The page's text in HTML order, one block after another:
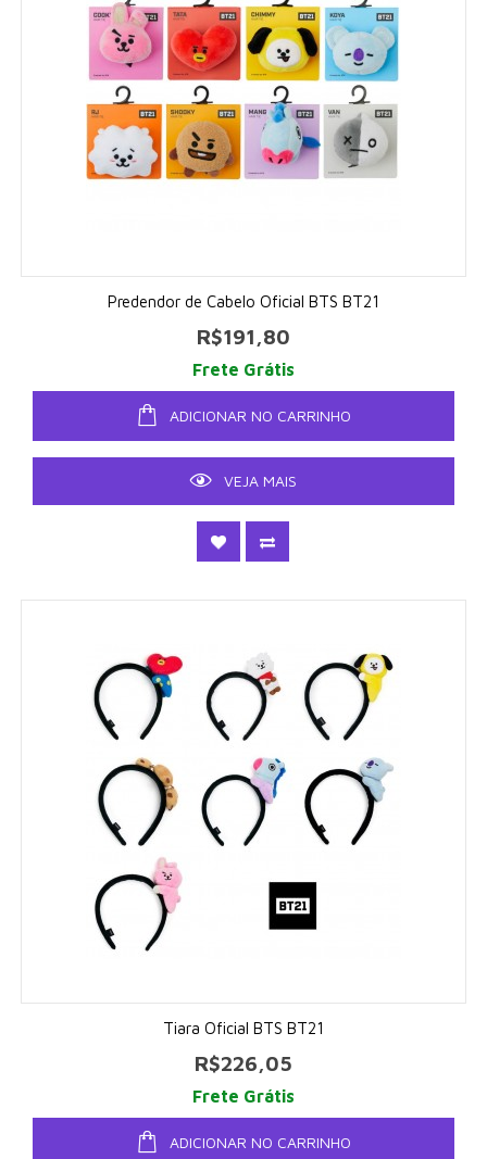
Predendor de Cabelo Oficial BTS BT21
R$191,80
Frete Grátis
ADICIONAR NO CARRINHO
VEJA MAIS
Tiara Oficial BTS BT21
R$226,05
Frete Grátis
ADICIONAR NO CARRINHO